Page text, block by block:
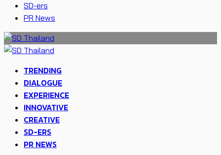
SD-ers
PR News
TRENDING
DIALOGUE
EXPERIENCE
INNOVATIVE
CREATIVE
SD-ERS
PR NEWS